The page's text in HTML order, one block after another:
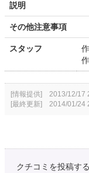
説明
その他注意事項
スタッフ
[情報提供] 2013/12/17
[最終更新] 2014/01/24
クチコミを投稿す